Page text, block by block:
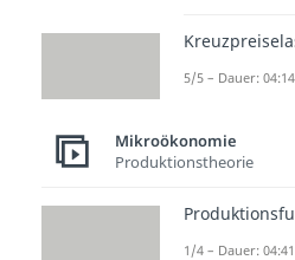
5/5 – Dauer: 04:14
Mikroökonomie
Produktionstheorie
1/4 – Dauer: 04:41